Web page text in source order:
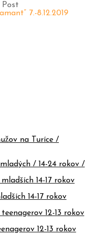
Post
7.-8.12.2019
na Turíce /
/ 14-24 rokov /
14-17 rokov
12-13 rokov